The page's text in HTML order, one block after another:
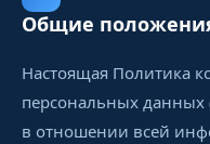
Общие
Настоящая Политика
персональных данных
в отношении всей